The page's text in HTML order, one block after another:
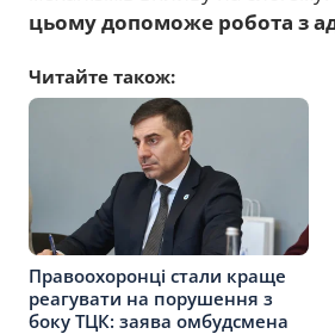
цьому допоможе робота з
Читайте також:
Правоохоронці стали краще
реагувати на порушення з
боку ТЦК: заява омбудсмена